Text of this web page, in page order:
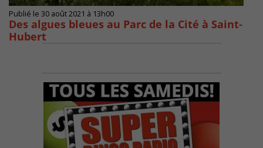
Publié le 30 août 2021 à 13h00
Des algues bleues au Parc de la Cité à Saint-
Hubert